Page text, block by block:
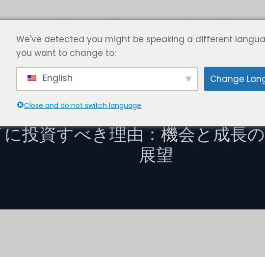
サービス 記事 価格を計算する お問い合わせ 言語
9月 24, 2024
投資すべき理由：機会と成長
展望
We've detected you might be speaking a different
you want to change to:
English Change
Close and do not switch language